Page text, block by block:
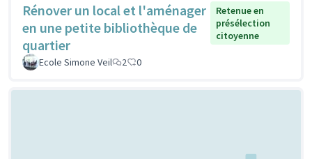
Rénover un local et l'aménager
en une petite bibliothèque de
quartier
Retenue en
présélection
citoyenne
Ecole Simone Veil 2 0